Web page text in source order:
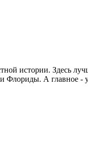
истории. Здесь
Флориды. А главное -